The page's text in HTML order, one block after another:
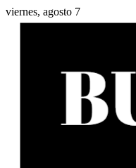
viernes, agosto 7